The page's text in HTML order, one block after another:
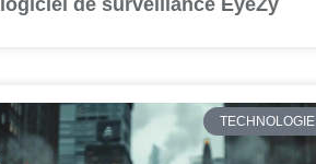
TECHNOLOGIE